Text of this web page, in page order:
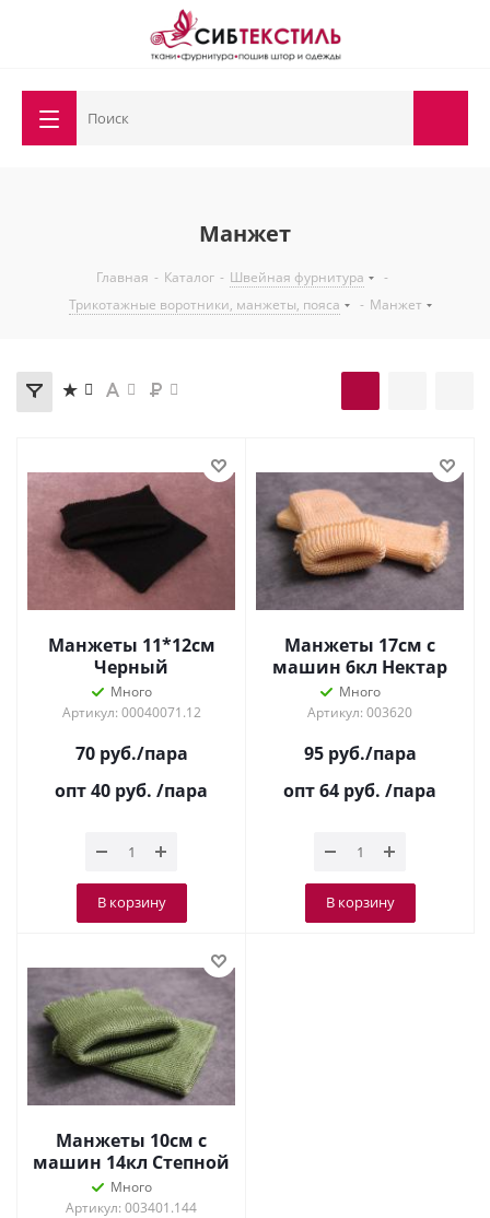
Манжет
Главная - Каталог - Швейная фурнитура
-
Трикотажные воротники, манжеты, пояса
- Манжет
Манжеты 11*12см
Черный
Много
Артикул: 00040071.12
70руб./пара
опт 40 руб. /пара
В корзину
Манжеты 17см с
машин 6кл Нектар
медовый
Много
Артикул: 003620
95руб./пара
опт 64 руб. /пара
В корзину
Манжеты 10см с
машин 14кл Степной
Много
Артикул: 003401.144